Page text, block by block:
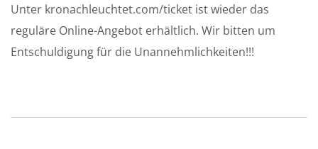
Unter kronachleuchtet.com/ticket ist wieder das
reguläre Online-Angebot erhältlich. Wir bitten um
Entschuldigung für die Unannehmlichkeiten!!!